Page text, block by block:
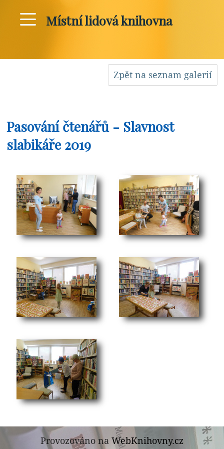
Místní lidová knihovna
Zpět na seznam galerií
Pasování čtenářů - Slavnost
slabikáře 2019
Provozováno na WebKnihovny.cz